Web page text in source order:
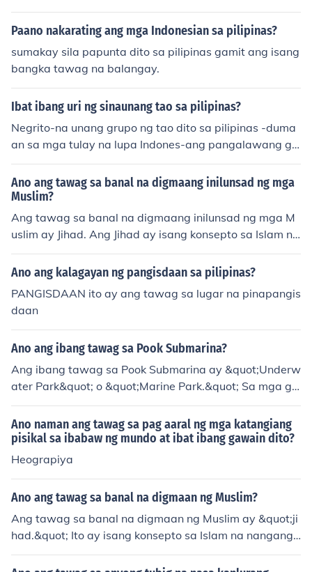
Paano nakarating ang mga Indonesian sa pilipinas?
sumakay sila papunta dito sa pilipinas gamit ang isang
bangka tawag na balangay.
Ibat ibang uri ng sinaunang tao sa pilipinas?
Negrito-na unang grupo ng tao dito sa pilipinas -duma
an sa mga tulay na lupa Indones-ang pangalawang gr
upo ng tao dito sa pilipinas -ang iba ay dumaan sa mg
a tulay na lupa -ang iba ay sumakay ng bangka papun
tang pilipinas Malay-ang huling grupong tao dito sa pili
pinas -sumakay ng bangka na ang tawag ay "balanga
Ano ang tawag sa banal na digmaang inilunsad ng mga
Muslim?
Ang tawag sa banal na digmaang inilunsad ng mga M
uslim ay Jihad. Ang Jihad ay isang konsepto sa Islam na
nagpapahintulot sa mga Muslim na lumaban o ipagtan
ggol ang kanilang pananampalataya. May iba't ibang
amagitan ng armas, pero hindi lahat ng Jihad ay nanga
ngahulugang karahasan. Maaari rin itong isagawa sa p
amamagitan ng edukasyon, pagdarasal, at pagtulong
sa mga nangangailangan.
Ano ang kalagayan ng pangisdaan sa pilipinas?
PANGISDAAN ito ay ang tawag sa lugar na pinapangis
daan
Ano ang ibang tawag sa Pook Submarina?
Ang ibang tawag sa Pook Submarina ay &quot;Underw
ater Park&quot; o &quot;Marine Park.&quot; Sa mga ga
nitong lugar, makikita ang iba't ibang uri ng mga isda a
t iba pang mga hayop sa dagat, at kadalasang nag-aa
lok ng mga aktibidad tulad ng snorkeling at diving. Ang
mga pook submarina ay mahalaga para sa pangangal
aga at pag-aaral ng mga ekosistemang pandagat.
Ano naman ang tawag sa pag aaral ng mga katangiang
pisikal sa ibabaw ng mundo at ibat ibang gawain dito?
Heograpiya
Ano ang tawag sa banal na digmaan ng Muslim?
Ang tawag sa banal na digmaan ng Muslim ay &quot;ji
had.&quot; Ito ay isang konsepto sa Islam na nanganga
hulugang &quot;pagsisikap&quot; o &quot;pakikipagla
ban&quot; para sa mga bagay na banal o makatarung